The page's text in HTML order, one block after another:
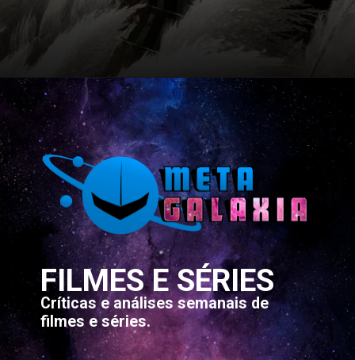
Opening
FILMES E SÉRIES
Críticas e análises semanais de
filmes e séries.